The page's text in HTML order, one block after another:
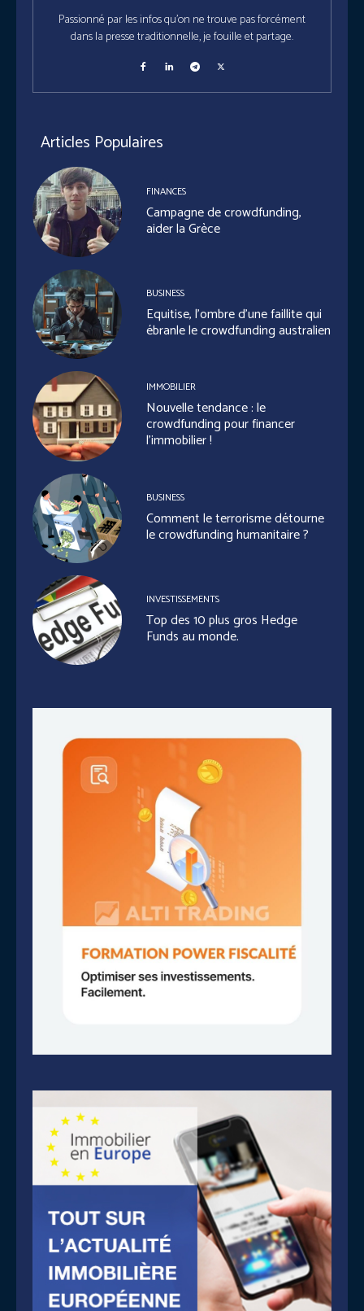
Passionné par les infos qu'on ne trouve pas forcément
dans la presse traditionnelle, je fouille et partage.
Articles Populaires
FINANCES
Campagne de crowdfunding,
aider la Grèce
BUSINESS
Equitise, l’ombre d’une faillite qui
ébranle le crowdfunding australien
IMMOBILIER
Nouvelle tendance : le
crowdfunding pour financer
l’immobilier !
BUSINESS
Comment le terrorisme détourne
le crowdfunding humanitaire ?
INVESTISSEMENTS
Top des 10 plus gros Hedge
Funds au monde.